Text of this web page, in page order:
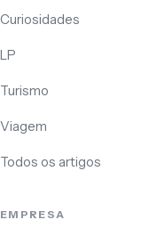
Curiosidades
LP
Turismo
Viagem
Todos os artigos
EMPRESA